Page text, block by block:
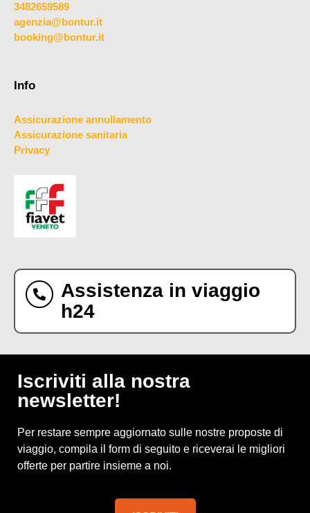
3482659589
agenzia@bontur.it
booking@bontur.it
Info
Assicurazione annullamento
Assicurazione sanitaria
Privacy
Assistenza in viaggio
h24
Iscriviti alla nostra
newsletter!
Per restare sempre aggiornato sulle nostre proposte di
viaggio, compila il form di seguito e riceverai le migliori
offerte per partire insieme a noi.